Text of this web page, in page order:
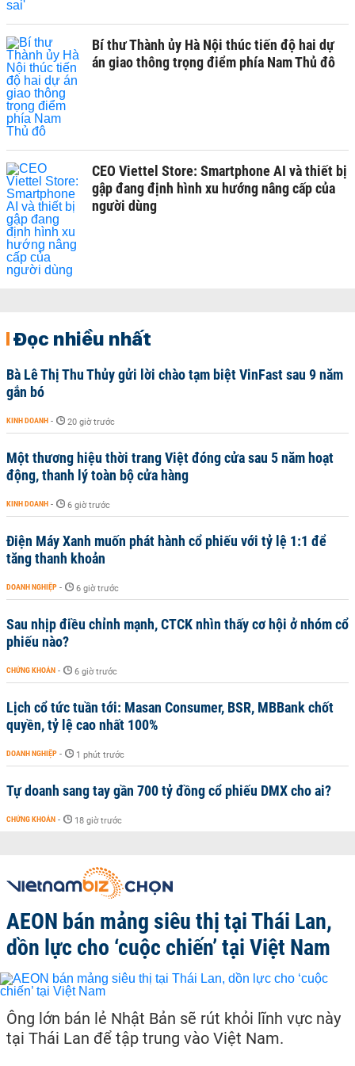
Bí thư Thành ủy Hà Nội thúc tiến độ hai dự
án giao thông trọng điểm phía Nam Thủ đô
CEO Viettel Store: Smartphone AI và thiết bị
gập đang định hình xu hướng nâng cấp của
người dùng
Đọc nhiều nhất
Bà Lê Thị Thu Thủy gửi lời chào tạm biệt VinFast sau 9 năm
gắn bó
KINH DOANH - 20 giờ trước
Một thương hiệu thời trang Việt đóng cửa sau 5 năm hoạt
động, thanh lý toàn bộ cửa hàng
KINH DOANH - 6 giờ trước
Điện Máy Xanh muốn phát hành cổ phiếu với tỷ lệ 1:1 để
tăng thanh khoản
DOANH NGHIỆP - 6 giờ trước
Sau nhịp điều chỉnh mạnh, CTCK nhìn thấy cơ hội ở nhóm cổ
phiếu nào?
CHỨNG KHOÁN - 6 giờ trước
Lịch cổ tức tuần tới: Masan Consumer, BSR, MBBank chốt
quyền, tỷ lệ cao nhất 100%
DOANH NGHIỆP - 1 phút trước
Tự doanh sang tay gần 700 tỷ đồng cổ phiếu DMX cho ai?
CHỨNG KHOÁN - 18 giờ trước
AEON bán mảng siêu thị tại Thái Lan,
dồn lực cho ‘cuộc chiến’ tại Việt Nam
Ông lớn bán lẻ Nhật Bản sẽ rút khỏi lĩnh vực này
tại Thái Lan để tập trung vào Việt Nam.